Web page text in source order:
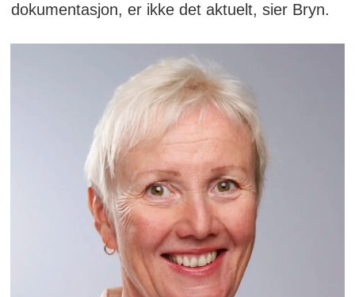
dokumentasjon, er ikke det aktuelt, sier Bryn.